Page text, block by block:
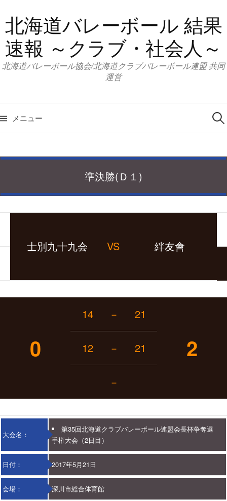
ン
テ
ン
ツ
キ
ッ
北海道バレーボール 結果
速報 ～クラブ・社会人～
北海道バレーボール協会/北海道クラブバレーボール連盟 共同
運営
メニュー
検
索:
準決勝(Ｄ１)
士別九十九会 VS 絆友會
0
14 － 21
2
12 － 21
－
大会名：
第35回北海道クラブバレーボール連盟会長杯争奪選
手権大会（2日目）
日付： 2017年5月21日
会場： 深川市総合体育館